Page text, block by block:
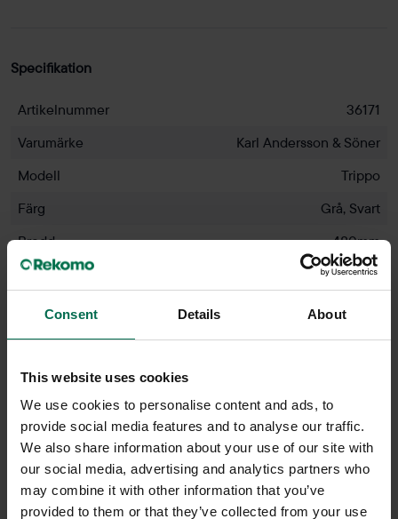
Consent Details About
This website uses cookies
We use cookies to personalise content and ads, to
provide social media features and to analyse our traffic.
We also share information about your use of our site with
our social media, advertising and analytics partners who
may combine it with other information that you’ve
provided to them or that they’ve collected from your use
Specifikation
Artikelnummer
36171
Varumärke
Karl Andersson & Söner
Modell
Trippo
Färg
Grå, Svart
Bredd
480mm
Djup
530mm
Höjd
775mm
Sitthöjd
450mm
Färg - sits
Färg - rygg
Grå, Svart, Mönstrad
Färg - ben